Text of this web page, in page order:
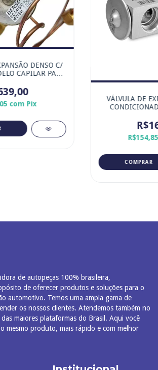
DENSO C/
CAPILAR PARA
SD8 / SD8i
com Pix
VÁLVULA DE
de autopeças 100% brasileira,
de oferecer produtos e soluções para o
automotivo. Temos uma ampla gama de
os nossos clientes. Atendemos também no
maiores plataformas do Brasil. Aqui você
mesmo produto, mais rápido e com melhor